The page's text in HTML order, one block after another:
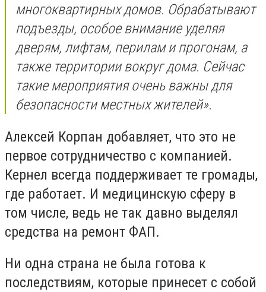
многоквартирных домов. Обрабатывают
подъезды, особое внимание уделяя
дверям, лифтам, перилам и прогонам, а
также территории вокруг дома. Сейчас
такие мероприятия очень важны для
безопасности местных жителей».
Алексей Корпан добавляет, что это не
первое сотрудничество с компанией.
Кернел всегда поддерживает те громады,
где работает. И медицинскую сферу в
том числе, ведь не так давно выделял
средства на ремонт ФАП.
Ни одна страна не была готова к
последствиям, которые принесет с собой